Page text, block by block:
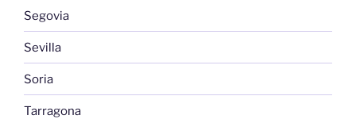
Segovia
Sevilla
Soria
Tarragona